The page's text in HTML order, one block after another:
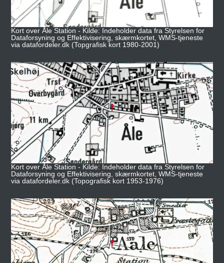
Kort over Åle Station - Kilde: Indeholder data fra Styrelsen for
Dataforsyning og Effektivisering, skærmkortet, WMS-tjeneste
via datafordeler.dk (Topgrafisk kort 1980-2001)
Kort over Åle Station - Kilde: Indeholder data fra Styrelsen for
Dataforsyning og Effektivisering, skærmkortet, WMS-tjeneste
via datafordeler.dk (Topografisk kort 1953-1976)